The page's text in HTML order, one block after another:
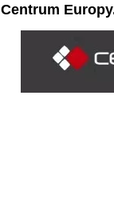
Centrum